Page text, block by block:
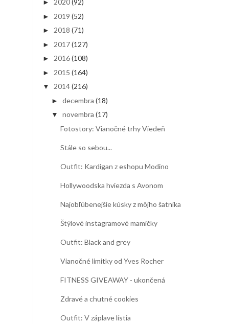
► 2020(92)
► 2019 (52)
► 2018 (71)
► 2017(127)
► 2016(108)
► 2015 (164)
▼ 2014(216)
► decembra (18)
▼ novembra (17)
Fotostory: Vianočné trhy Viedeň
Stále so sebou...
Outfit: Kardigan z eshopu Modino
Hollywoodska hviezda s Avonom
Najobľúbenejšie kúsky z môjho šatníka
Štýlové instagramové mamičky
Outfit: Black and grey
Vianočné limitky od Yves Rocher
FITNESS GIVEAWAY - ukončená
Zdravé a chutné cookies
Outfit: V záplave lístia